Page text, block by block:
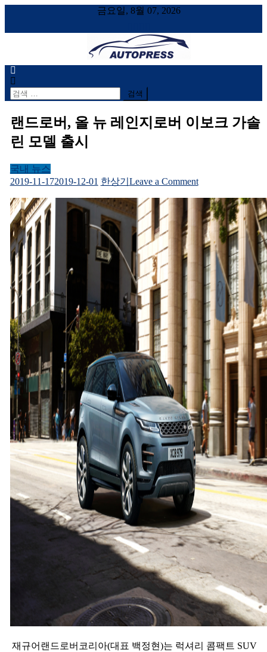
금요일, 8월 07, 2026
AUTOPRESS
오토프레스, 자동차시승기, 자동차, 시승기, 한상기
검
색
어:
랜드로버, 올 뉴 레인지로버 이보크 가솔
린 모델 출시
국내 뉴스
2019-11-172019-12-01 한상기 Leave a Commenton
드
로
버,
올
뉴
레
지
로
이
보
가
솔
린
모
델
출
시
재규어랜드로버코리아(대표 백정현)는 럭셔리 콤팩트 SUV